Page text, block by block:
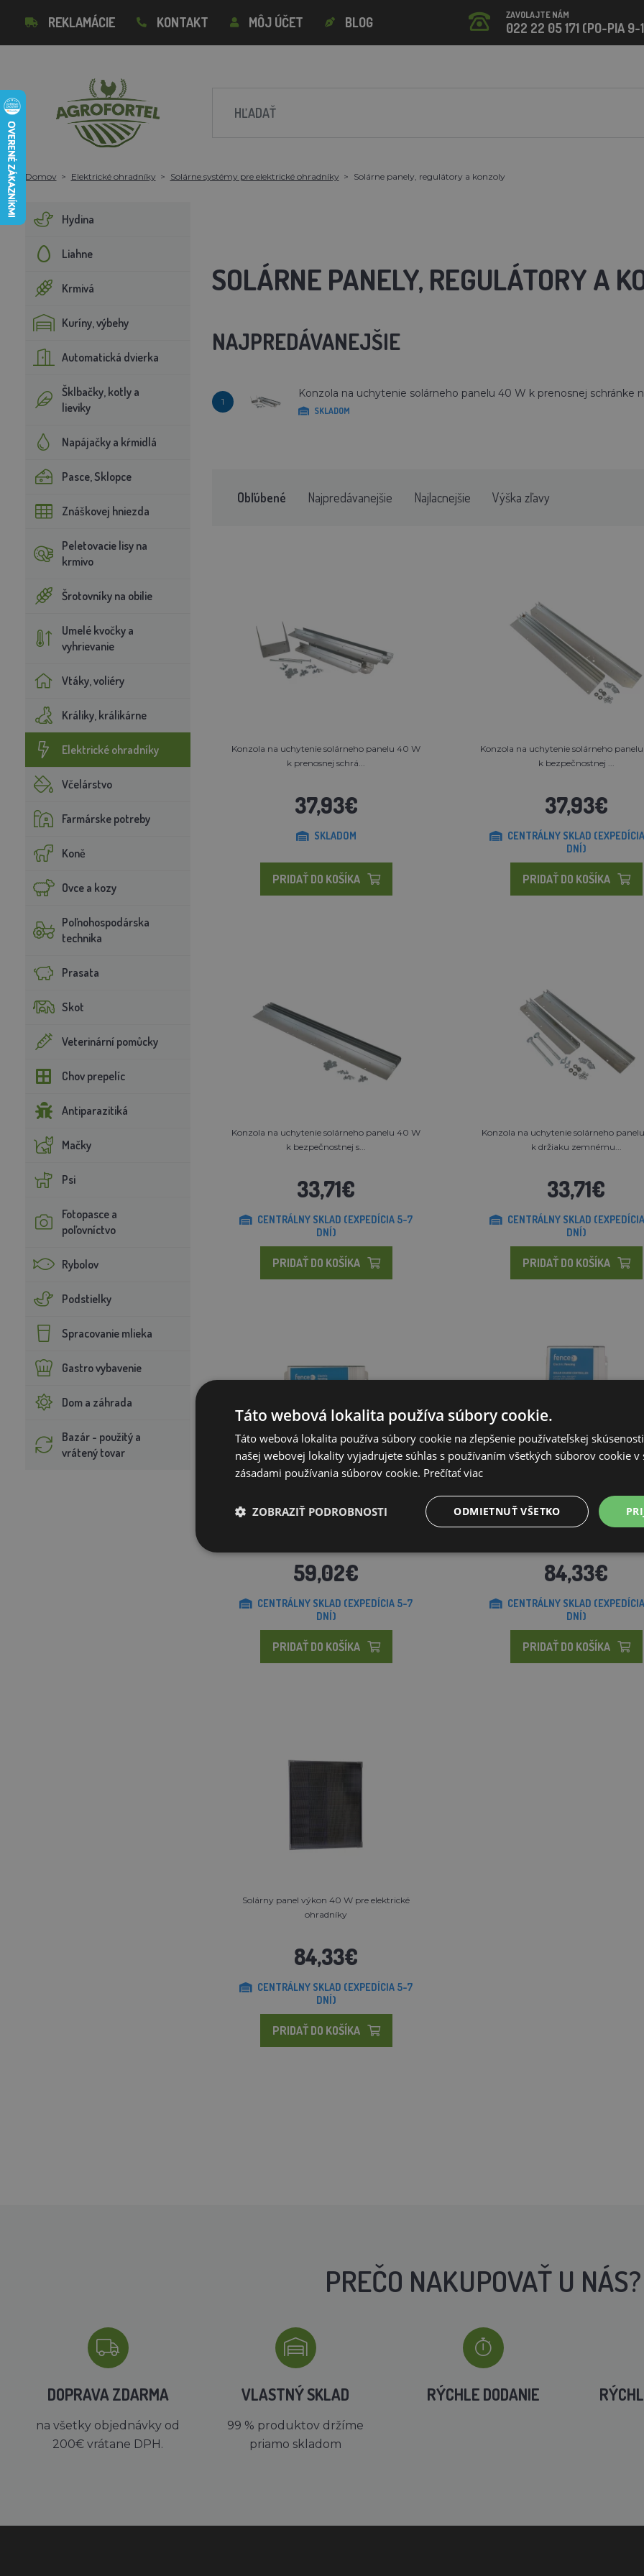
REKLAMÁCIE KONTAKT MÔJ ÚČET BLOG ZAVOLAJTE NÁM
022 22 05 171 (PO-PIA 9-
Domov Elektrické ohradníky Solárne systémy pre elektrické ohradníky Solárne panely, regulátory a konzoly
Hydina
Liahne
Krmivá
Kuríny, výbehy
Automatická dvierka
Šklbačky, kotly a
lieviky
Napájačky a kŕmidlá
Pasce, Sklopce
Znáškovej hniezda
Peletovacie lisy na
krmivo
Šrotovníky na obilie
Umelé kvočky a
vyhrievanie
Vtáky, voliéry
Králiky, králikárne
Elektrické ohradníky
Včelárstvo
Farmárske potreby
Koně
Ovce a kozy
Poľnohospodárska
technika
Prasata
Skot
Veterinární pomůcky
Chov prepelíc
Antiparazitiká
Mačky
Psi
Fotopasce a
poľovníctvo
Rybolov
Podstielky
Spracovanie mlieka
Gastro vybavenie
Dom a záhrada
Bazár - použitý a
vrátený tovar
SOLÁRNE PANELY, REGULÁTORY A
NAJPREDÁVANEJŠIE
1
Konzola na uchytenie solárneho panelu 40 W k prenosnej schránke
SKLADOM
Obľúbené Najpredávanejšie Najlacnejšie Výška zľavy
Konzola na uchytenie solárneho panelu 40 W
k prenosnej schrá...
37,93€
SKLADOM
PRIDAŤ DO KOŠÍKA
Konzola na uchytenie solárneho
k bezpečnostnej ...
37,93€
CENTRÁLNY SKLAD
DNÍ)
PRIDAŤ DO KOŠÍKA
Konzola na uchytenie solárneho panelu 40 W
k bezpečnostnej s...
33,71€
CENTRÁLNY SKLAD (EXPEDÍCIA 5-7
DNÍ)
PRIDAŤ DO KOŠÍKA
Konzola na uchytenie solárneho
k držiaku zemnému...
33,71€
CENTRÁLNY SKLAD
DNÍ)
PRIDAŤ DO KOŠÍKA
Regulátor 10 A pre solárne panely s výkonom
59,02€
CENTRÁLNY SKLAD (EXPEDÍCIA 5-7
DNÍ)
PRIDAŤ DO KOŠÍKA
Regulátor 15 A pre solárne panely s
200 W
84,33€
CENTRÁLNY SKLAD
DNÍ)
PRIDAŤ DO KOŠÍKA
Solárny panel výkon 40 W pre elektrické
ohradníky
84,33€
CENTRÁLNY SKLAD (EXPEDÍCIA 5-7
DNÍ)
PRIDAŤ DO KOŠÍKA
PREČO NAKUPOVAŤ U NÁS?
DOPRAVA ZDARMA
na všetky objednávky od
200€ vrátane DPH.
VLASTNÝ SKLAD
99 % produktov držíme
priamo skladom
RÝCHLE DODANIE
Táto webová lokalita používa súbory cookie.
Táto webová lokalita používa súbory cookie na zlepšenie používateľskej
našej webovej lokality vyjadrujete súhlas s používaním všetkých súborov cookie v
zásadami používania súborov cookie. Prečítať viac
ODMIETNUŤ VŠETKO
ZOBRAZIŤ PODROBNOSTI